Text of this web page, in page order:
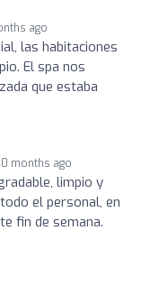
ago
las habitaciones
El spa nos
que estaba
months ago
limpio y
el personal, en
fin de semana.